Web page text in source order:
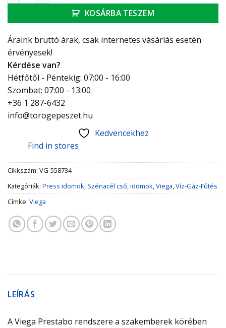
KOSÁRBA TESZEM
Áraink bruttó árak, csak internetes vásárlás esetén
érvényesek!
Kérdése van?
Hétfőtől - Péntekig: 07:00 - 16:00
Szombat: 07:00 - 13:00
+36 1 287-6432
info@torogepeszet.hu
Kedvencekhez
Find in stores
Cikkszám: VG-558734
Kategóriák: Press idomok, Szénacél cső, idomok,Viega,Víz-Gáz-Fűtés
Címke: Viega
LEÍRÁS
A Viega Prestabo rendszere a szakemberek körében